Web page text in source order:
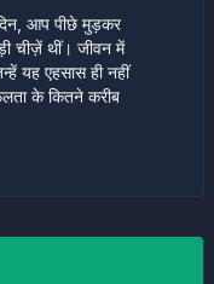
आप पीछे मुड़कर
चीज़ें थीं। जीवन में
यह एहसास ही नहीं
के कितने करीब